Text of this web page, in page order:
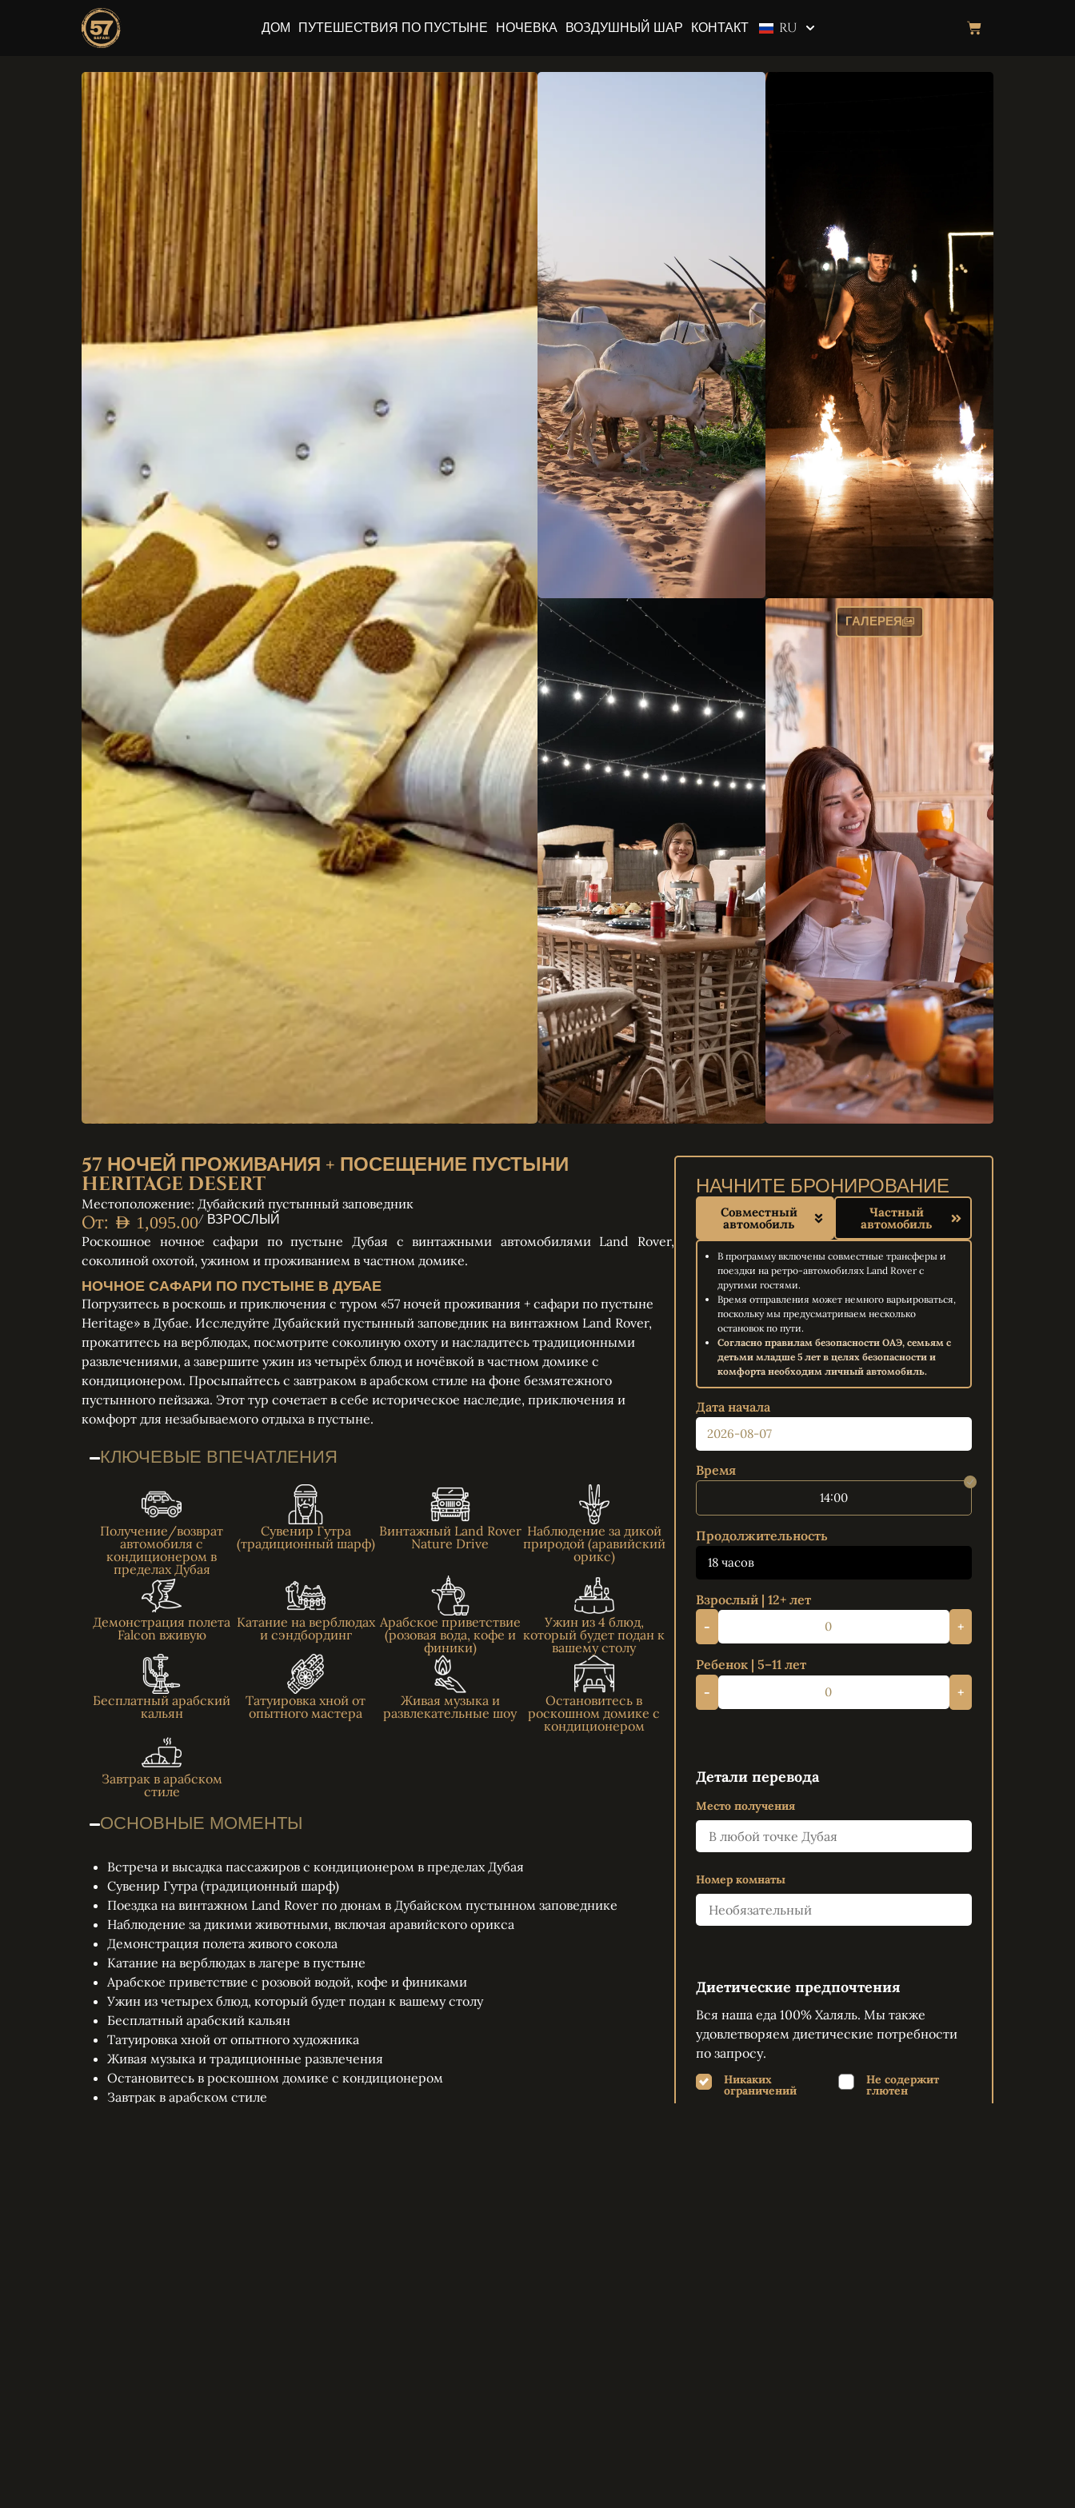
ДОМ ПУТЕШЕСТВИЯ ПО ПУСТЫНЕ НОЧЕВКА ВОЗДУШНЫЙ ШАР КОНТАКТ RU
ГАЛЕРЕЯ
57 НОЧЕЙ ПРОЖИВАНИЯ + ПОСЕЩЕНИЕ ПУСТЫНИ
HERITAGE DESERT
Местоположение: Дубайский пустынный заповедник
От: AED 1,095.00/ ВЗРОСЛЫЙ
Роскошное ночное сафари по пустыне Дубая с винтажными автомобилями Land Rover,
соколиной охотой, ужином и проживанием в частном домике.
НОЧНОЕ САФАРИ ПО ПУСТЫНЕ В ДУБАЕ
Погрузитесь в роскошь и приключения с туром «57 ночей проживания + сафари по пустыне
Heritage» в Дубае. Исследуйте Дубайский пустынный заповедник на винтажном Land Rover,
прокатитесь на верблюдах, посмотрите соколиную охоту и насладитесь традиционными
развлечениями, а завершите ужин из четырёх блюд и ночёвкой в частном домике с
кондиционером. Просыпайтесь с завтраком в арабском стиле на фоне безмятежного
пустынного пейзажа. Этот тур сочетает в себе историческое наследие, приключения и
комфорт для незабываемого отдыха в пустыне.
КЛЮЧЕВЫЕ ВПЕЧАТЛЕНИЯ
Получение/возврат
автомобиля с
кондиционером в
пределах Дубая
Сувенир Гутра
(традиционный шарф)
Винтажный Land Rover
Nature Drive
Наблюдение за дикой
природой (аравийский
орикс)
Демонстрация полета
Falcon вживую
Катание на верблюдах
и сэндбординг
Арабское приветствие
(розовая вода, кофе и
финики)
Ужин из 4 блюд,
который будет подан к
вашему столу
Бесплатный арабский
кальян
Татуировка хной от
опытного мастера
Живая музыка и
развлекательные шоу
Остановитесь в
роскошном домике с
кондиционером
Завтрак в арабском
стиле
ОСНОВНЫЕ МОМЕНТЫ
Встреча и высадка пассажиров с кондиционером в пределах Дубая
Сувенир Гутра (традиционный шарф)
Поездка на винтажном Land Rover по дюнам в Дубайском пустынном заповеднике
Наблюдение за дикими животными, включая аравийского орикса
Демонстрация полета живого сокола
Катание на верблюдах в лагере в пустыне
Арабское приветствие с розовой водой, кофе и финиками
Ужин из четырех блюд, который будет подан к вашему столу
Бесплатный арабский кальян
Татуировка хной от опытного художника
Живая музыка и традиционные развлечения
Остановитесь в роскошном домике с кондиционером
Завтрак в арабском стиле
НАЧНИТЕ БРОНИРОВАНИЕ
Совместный
автомобиль
Частный
автомобиль
В программу включены совместные трансферы и
поездки на ретро-автомобилях Land Rover с
другими гостями.
Время отправления может немного варьироваться,
поскольку мы предусматриваем несколько
остановок по пути.
Согласно правилам безопасности ОАЭ, семьям с
детьми младше 5 лет в целях безопасности и
комфорта необходим личный автомобиль.
Дата начала
Время
14:00
Продолжительность
18 часов
Взрослый | 12+ лет
-
+
Ребенок | 5–11 лет
-
+
Детали перевода
Место получения
Номер комнаты
Диетические предпочтения
Вся наша еда 100% Халяль. Мы также
удовлетворяем диетические потребности
по запросу.
Никаких
ограничений
Не содержит
глютен